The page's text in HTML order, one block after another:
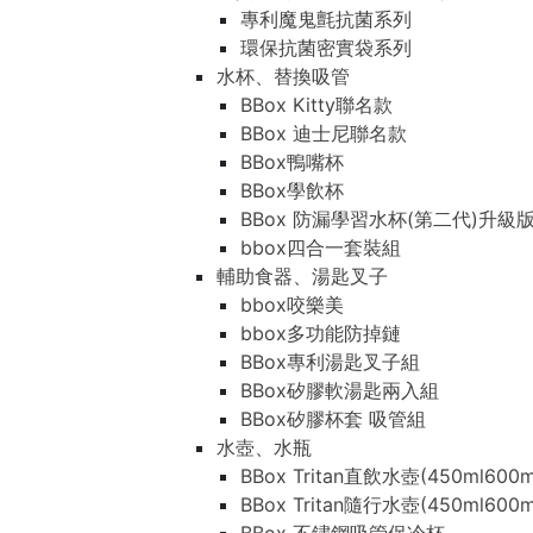
專利魔鬼氈抗菌系列
環保抗菌密實袋系列
水杯、替換吸管
BBox Kitty聯名款
BBox 迪士尼聯名款
BBox鴨嘴杯
BBox學飲杯
BBox 防漏學習水杯(第二代)升級版
bbox四合一套裝組
輔助食器、湯匙叉子
bbox咬樂美
bbox多功能防掉鏈
BBox專利湯匙叉子組
BBox矽膠軟湯匙兩入組
BBox矽膠杯套 吸管組
水壺、水瓶
BBox Tritan直飲水壺
BBox Tritan隨行水壺